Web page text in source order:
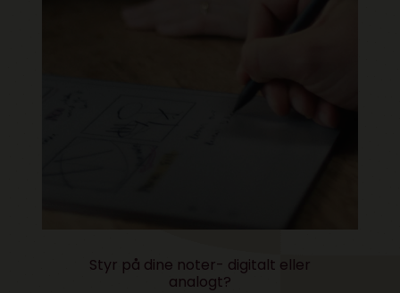
Styr på dine noter- digitalt eller
analogt?